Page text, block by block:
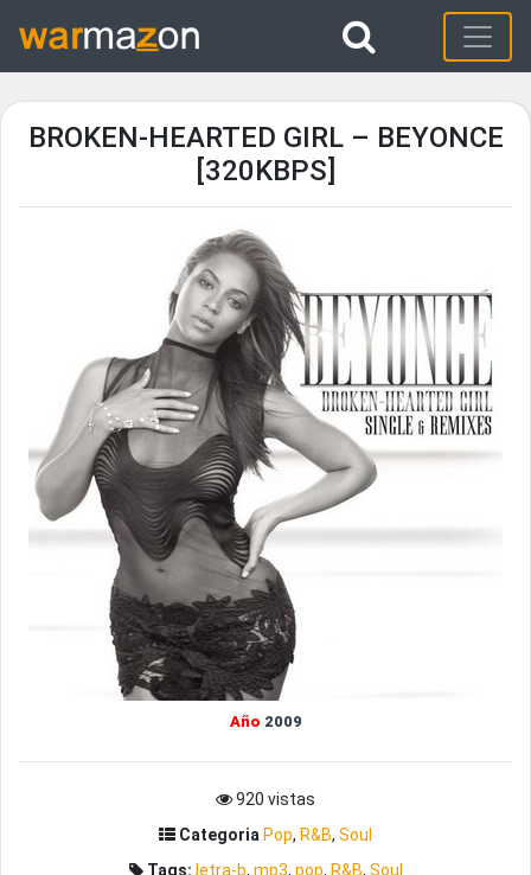
BROKEN-HEARTED GIRL – BEYONCE
[320KBPS]
Año 2009
920 vistas
Categoria Pop, R&B, Soul
Tags: letra-b, mp3, pop, R&B, Soul